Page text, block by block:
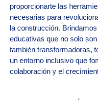
proporcionarte las
necesarias para
la construcción.
educativas que no solo
también transformadoras,
un entorno inclusivo que
colaboración y el
.